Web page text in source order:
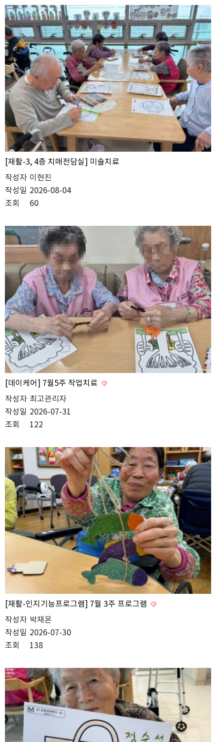
[재활-3, 4층 치매전담실] 미술치료
작성자 이현진
작성일 2026-08-04
조회
60
[데이케어] 7월5주 작업치료
작성자 최고관리자
작성일 2026-07-31
조회
122
[재활-인지기능프로그램] 7월 3주 프로그램
작성자 박재온
작성일 2026-07-30
조회
138